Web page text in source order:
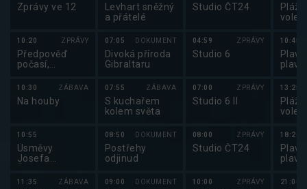
Zprávy ve 12
10:20 ZPRÁVY
Předpověď
počasí,
zprávy,
Události v
regionech plus
10:30 ZÁBAVA
Na houby
10:55
Úsměvy
Josefa
11:35 ZÁBAVA
Levhart sněžný
a přátelé
07:05 DOKUMENT
Divoká příroda
Gibraltaru
07:55 ZÁBAVA
S kuchařem
kolem světa
08:50 DOKUMENT
Postřehy
odjinud
09:00 DOKUMENT
Studio ČT24
04:59 ZPRÁVY
Studio 6
07:00 ZPRÁVY
Studio 6 II
08:00 ZPRÁVY
Studio ČT24
10:00 ZPRÁVY
10:45
13:25
18:20
21:00